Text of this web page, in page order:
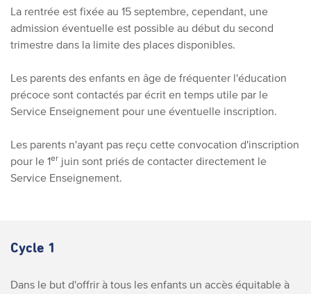
La rentrée est fixée au 15 septembre, cependant, une
admission éventuelle est possible au début du second
trimestre dans la limite des places disponibles.
Les parents des enfants en âge de fréquenter l'éducation
précoce sont contactés par écrit en temps utile par le
Service Enseignement pour une éventuelle inscription.
Les parents n'ayant pas reçu cette convocation d'inscription
pour le 1er juin sont priés de contacter directement le
Service Enseignement.
Cycle 1
Dans le but d'offrir à tous les enfants un accès équitable à